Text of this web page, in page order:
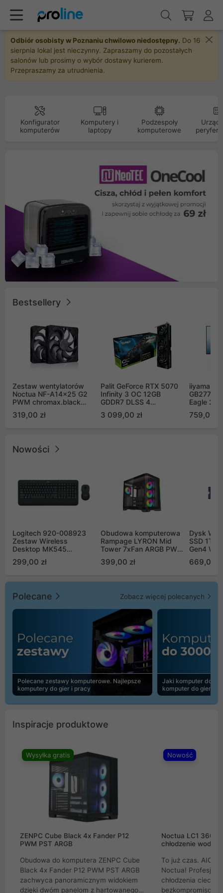
Odbiór osobisty w Poznaniu chwilowo niedostępny. Do 16
sierpnia lokal jest nieczynny. Zapraszamy do pozostałych
salonów lub prosimy o wybór dostawy kurierem.
Przepraszamy za utrudnienia.
Konfigurator
komputerów
Komputery i
laptopy
Podzespoły
komputerowe
Bestsellery
Zestaw wentylatorów
Noctua NF-A14x25 G2
PWM chromax.black
Push Pull (2szt)
319,00 zł
Palit GeForce RTX 5070
Infinity 3 OC 12GB
GDDR7 DLSS 4
GB2050S)
3 099,00 zł
iiyama G-
Eagle 27"
759,00 zł
Nowości
Logitech 920-008923
Zestaw Wireless
Desktop MK545
299,00 zł
Obudowa komputerowa
Rampage LYRON Mid
Tower 7xFan ARGB PWM
399,00 zł
Dysk WD
SSD 1TB
Gen4
669,00
Polecane Zobacz więcej polecanych
Polecane zestawy komputerowe. Najlepsze
komputery do gier i pracy
Jaki komputer do
komputer do gier |
Inspiracje produktowe
Wysyłka gratis
ZENPC Cube Black 4x Fander P12
PWM PST ARGB
Obudowa do komputera ZENPC Cube
Black 4x Fander P12 PWM PST ARGB
zachwyca panoramicznym widokiem
dzięki dwóm panelom z hartowanego
Nowość
Noctua LC1
chłodzenie wodne
To już czas. AIO
Noctua!
chłodzenia cieczą